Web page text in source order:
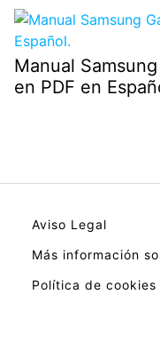
Manual
en PDF en
Aviso Legal
Más información
Política de cookies